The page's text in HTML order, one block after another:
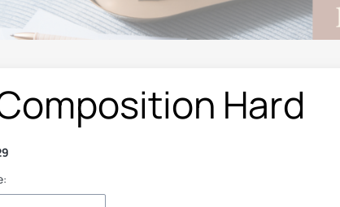
Hard